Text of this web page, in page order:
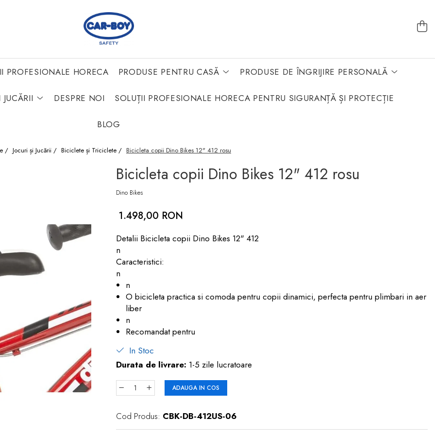
PROFESIONALE HORECA PRODUSE PENTRU CASĂ PRODUSE DE ÎNGRIJIRE PERSONALĂ
JUCĂRII DESPRE NOI SOLUȚII PROFESIONALE HORECA PENTRU SIGURANȚĂ ȘI PROTECȚIE
BLOG
/ Jocuri și Jucării / Biciclete și Triciclete / Bicicleta copii Dino Bikes 12" 412 rosu
Bicicleta copii Dino Bikes 12" 412 rosu
Dino Bikes
1.498,00 RON
Detalii Bicicleta copii Dino Bikes 12" 412
n
Caracteristici:
n
n
O bicicleta practica si comoda pentru copii dinamici, perfecta pentru plimbari in aer
liber
n
Recomandat pentru
In Stoc
Durata de livrare: 1-5 zile lucratoare
ADAUGA IN COS
Cod Produs: CBK-DB-412US-06